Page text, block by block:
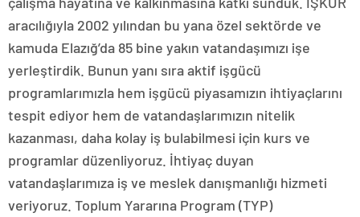
aracılığıyla 2002 yılından bu yana özel sektörde ve
kamuda Elazığ’da 85 bine yakın vatandaşımızı işe
yerleştirdik. Bunun yanı sıra aktif işgücü
programlarımızla hem işgücü piyasamızın ihtiyaçlarını
tespit ediyor hem de vatandaşlarımızın nitelik
kazanması, daha kolay iş bulabilmesi için kurs ve
programlar düzenliyoruz. İhtiyaç duyan
vatandaşlarımıza iş ve meslek danışmanlığı hizmeti
veriyoruz. Toplum Yararına Program (TYP)